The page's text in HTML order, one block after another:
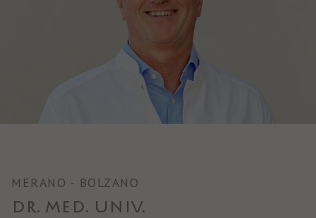
MERANO - BOLZANO
DR. MED. UNIV.
Questo cookie è impostato da Facebook per
visualizzare annunci pubblicitari su Facebook
o su una piattaforma digitale alimentata
dalla pubblicità di Facebook, dopo aver
visitato il sito web.
Facebook imposta questo cookie per